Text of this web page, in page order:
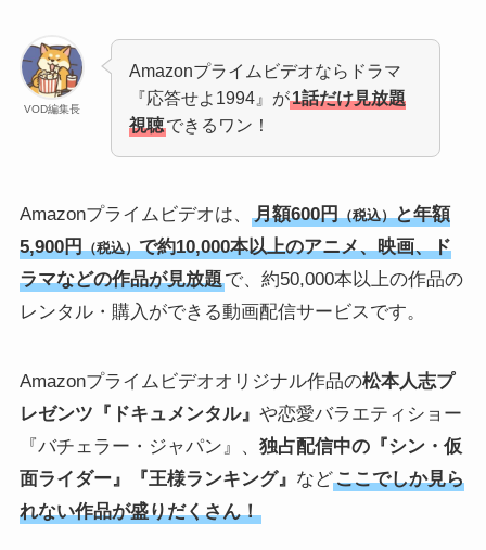
VOD編集長
Amazonプライムビデオならドラマ
『応答せよ1994』が1話だけ見放題
視聴できるワン！
Amazonプライムビデオは、 月額600円（税込）と年額
5,900円（税込）で約10,000本以上のアニメ、映画、ド
ラマなどの作品が見放題で、約50,000本以上の作品の
レンタル・購入ができる動画配信サービスです。
Amazonプライムビデオオリジナル作品の松本人志プ
レゼンツ『ドキュメンタル』 や恋愛バラエティショー
『バチェラー・ジャパン』、 独占配信中の『シン・仮
面ライダー』『王様ランキング』 などここでしか見ら
れない作品が盛りだくさん！